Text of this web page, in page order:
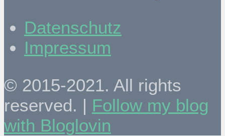
Datenschutz
Impressum
© 2015-2021. All rights
reserved. | Follow my blog
with Bloglovin